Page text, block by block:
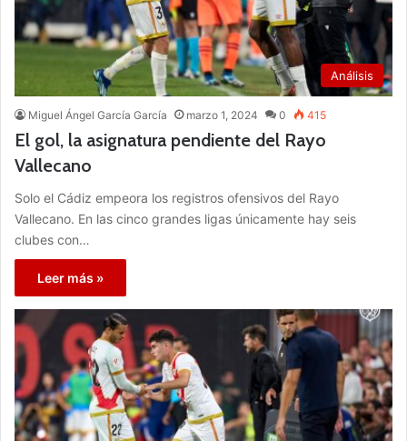
Análisis
Miguel Ángel García García marzo 1, 2024 0 415
El gol, la asignatura pendiente del Rayo
Vallecano
Solo el Cádiz empeora los registros ofensivos del Rayo
Vallecano. En las cinco grandes ligas únicamente hay seis
clubes con…
Leer más »